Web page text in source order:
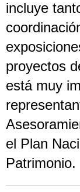
incluye
proyectos
está muy
el Plan
Patrimonio.